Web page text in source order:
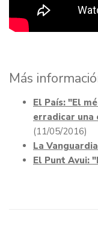
Más
El País: "El
erradicar
(11/05/2016)
La
El Punt Avui: